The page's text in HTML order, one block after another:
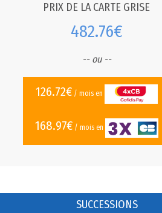
PRIX DE LA CARTE GRISE
482.76€
-- ou --
126.72€/ mois en
168.97€/ mois en
SUCCESSIONS